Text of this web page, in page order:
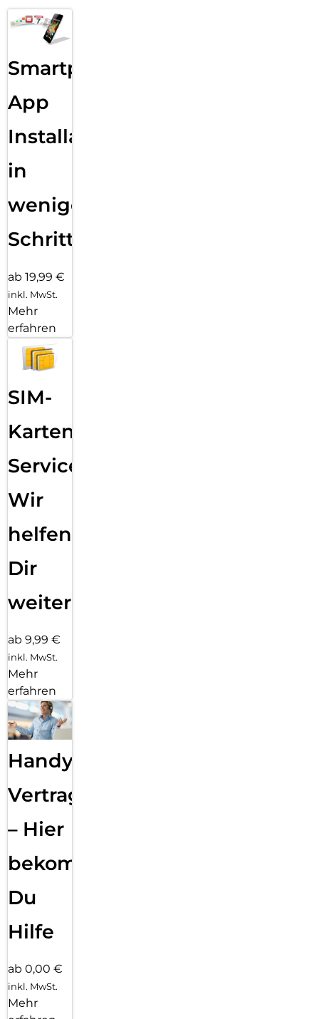
Smartphone
App
Installation
in
wenigen
Schritten
ab 19,99 €
inkl. MwSt.
Mehr
erfahren
SIM-
Karten
Service:
Wir
helfen
Dir
weiter
ab 9,99 €
inkl. MwSt.
Mehr
erfahren
Handy
Vertragsabwicklung
– Hier
bekommst
Du
Hilfe
ab 0,00 €
inkl. MwSt.
Mehr